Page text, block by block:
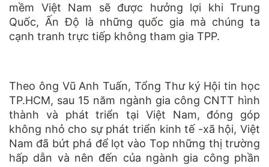
mềm Việt Nam sẽ được hưởng lợi khi Trung
Quốc, Ấn Độ là những quốc gia mà chúng ta
cạnh tranh trực tiếp không tham gia TPP.
Theo ông Vũ Anh Tuấn, Tổng Thư ký Hội tin học
TP.HCM, sau 15 năm ngành gia công CNTT hình
thành và phát triển tại Việt Nam, đóng góp
không nhỏ cho sự phát triển kinh tế -xã hội, Việt
Nam đã bứt phá để lọt vào Top những thị trường
hấp dẫn và nên đến của ngành gia công phần